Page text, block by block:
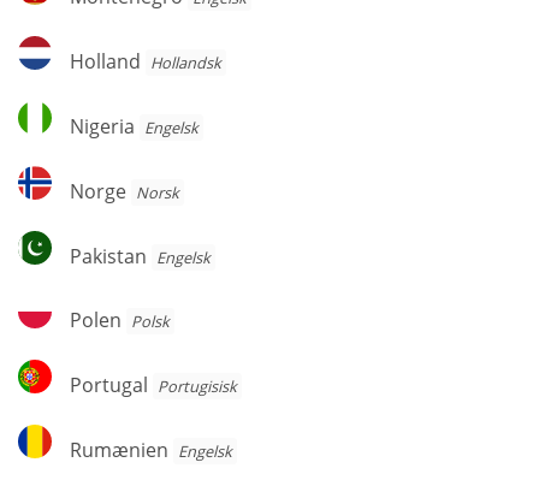
Holland
Holland Hollandsk
Nigeria
Nigeria Engelsk
Norge
Norge Norsk
Pakistan
Pakistan Engelsk
Polen
Polen Polsk
Portugal
Portugal Portugisisk
Rumænien
Rumænien Engelsk